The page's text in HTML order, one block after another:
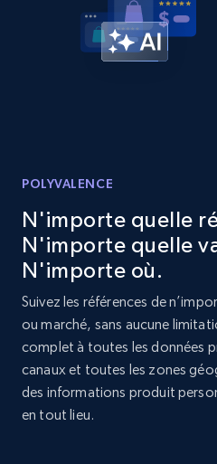
URL, Product id, Listing
Reviews count shop,
price, and more.
Etsy - Collect data on
specified keywords
URL, Product id, Listing
Reviews count shop,
price, and more.
1.9K+ 322+
Etsy - Collects data from
POLYVALENCE
N'importe quelle
N'importe quelle
N'importe où.
Suivez les références de
ou marché, sans aucune
complet à toutes les données
canaux et toutes les zones
des informations produit
en tout lieu.